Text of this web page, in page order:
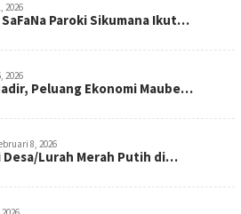
2026
Paroki Sikumana Ikut…
2026
Peluang Ekonomi Maube…
8, 2026
Desa/Lurah Merah Putih di…